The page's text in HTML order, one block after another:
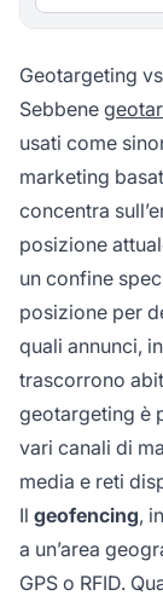
Geotargeting
Sebbene
usati come
marketing
concentra
posizione
un confine
posizione per
quali annunci,
trascorrono
geotargeting è
vari canali di
media e reti
Il geofencing,
a un’area
GPS o RFID.